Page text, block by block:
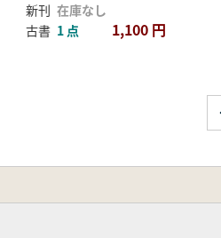
新刊 在庫なし
古書 1 点 1,100 円